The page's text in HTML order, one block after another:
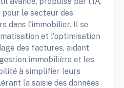
le secteur des
dans l'immobilier. Il se
et l'optimisation
des factures, aidant
immobilière et les
à simplifier leurs
la saisie des données